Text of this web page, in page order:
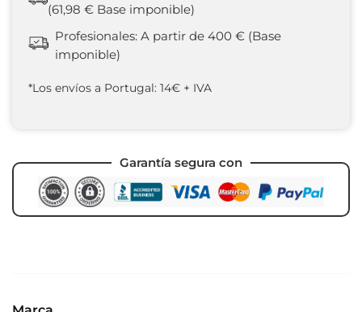
(61,98 € Base imponible)
Profesionales: A partir de 400 € (Base
imponible)
*Los envíos a Portugal: 14€ + IVA
Garantía segura con